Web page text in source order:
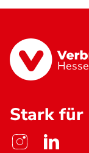
Stark für